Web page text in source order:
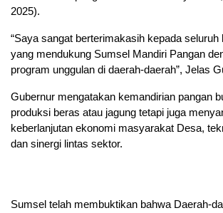
2025).
“Saya sangat berterimakasih kepada seluruh
yang mendukung Sumsel Mandiri Pangan
program unggulan di daerah-daerah”, Jelas
Gubernur mengatakan kemandirian pangan
produksi beras atau jagung tetapi juga
keberlanjutan ekonomi masyarakat Desa,
dan sinergi lintas sektor.
Sumsel telah membuktikan bahwa Daerah-